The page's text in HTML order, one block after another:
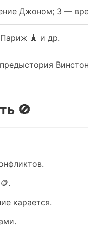
Джоном; 3 —
🗼 и др.
🚫
карается.